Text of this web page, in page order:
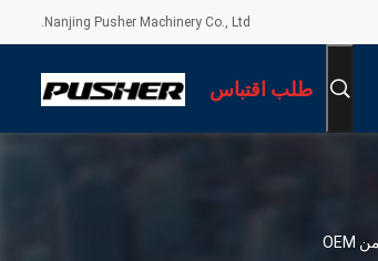
Nanjing Pusher Machinery Co., Ltd.
طلب اقتباس